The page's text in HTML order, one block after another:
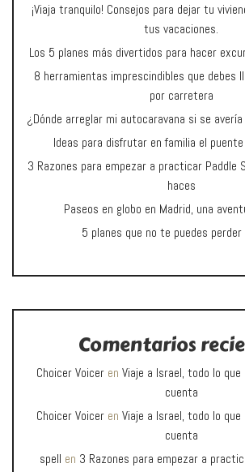
¡Viaja tranquilo! Consejos para dejar tu
tus vacaciones.
Los 5 planes más divertidos para hacer
8 herramientas imprescindibles que debes
por carretera
¿Dónde arreglar mi autocaravana si se
Ideas para disfrutar en familia el
3 Razones para empezar a practicar Paddle
haces
Paseos en globo en Madrid, una
5 planes que no te puedes perder
Comentarios
Choicer Voicer en Viaje a Israel, todo lo
cuenta
Choicer Voicer en Viaje a Israel, todo lo
cuenta
spell en 3 Razones para empezar a